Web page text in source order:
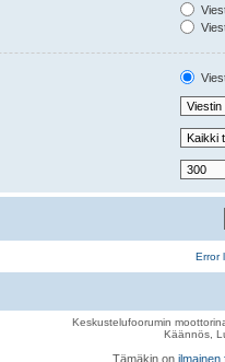
Error
Keskustelufoorumin
Käännös,
Tämäkin on ilmainen